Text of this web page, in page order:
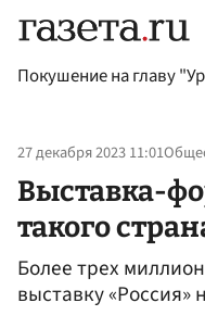
Покушение на главу
27 декабря 2023 11:01
Выставка-
такого
Более трех
выставку «Россия»